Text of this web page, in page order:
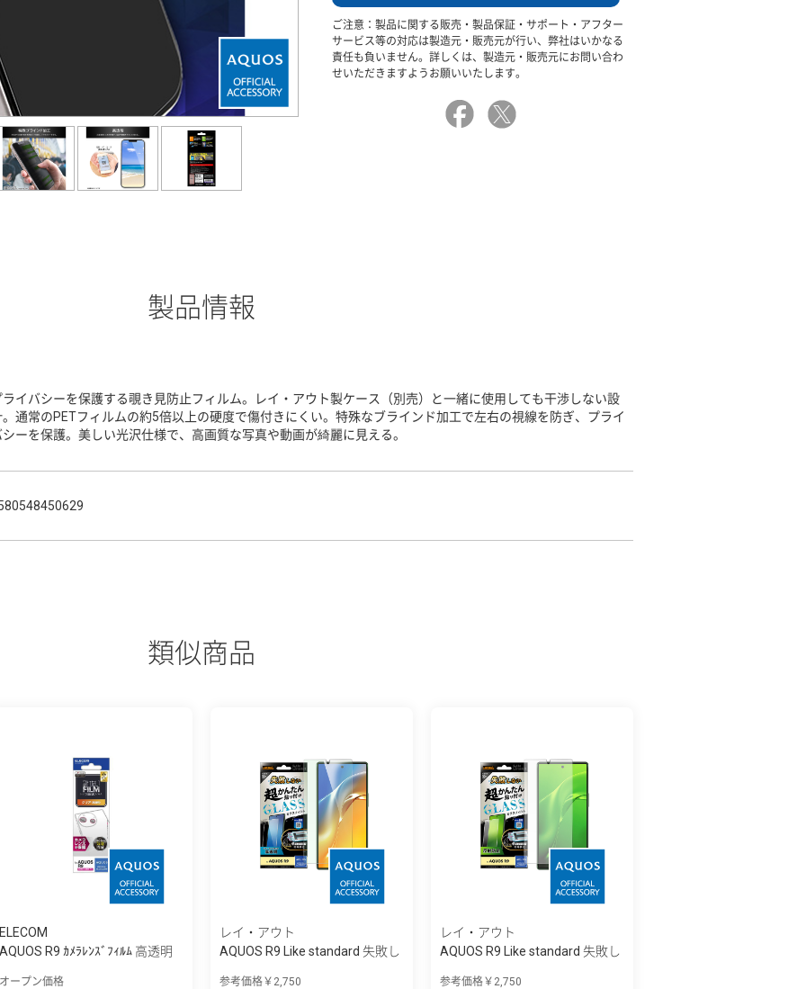
ご注意：製品に関する販売・製品保証・サポート・アフター
サービス等の対応は製造元・販売元が行い、弊社はいかなる
責任も負いません。詳しくは、製造元・販売元にお問い合わ
せいただきますようお願いいたします。
製品情報
ライバシーを保護する覗き見防止フィルム。レイ・アウト製ケース（別売）と一緒に使用しても干渉しない設
。通常のPETフィルムの約5倍以上の硬度で傷付きにくい。特殊なブラインド加工で左右の視線を防ぎ、プライ
シーを保護。美しい光沢仕様で、高画質な写真や動画が綺麗に見える。
類似商品
ELECOM
AQUOS R9 ｶﾒﾗﾚﾝｽﾞﾌｨﾙﾑ 高透明
オープン価格
レイ・アウト
AQUOS R9 Like standard 失敗し
参考価格￥2,750
レイ・アウト
AQUOS R9 Like standard 失敗し
参考価格￥2,750